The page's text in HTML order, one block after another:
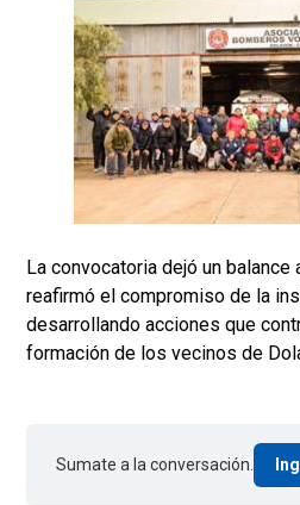
La convocatoria dejó un
reafirmó el compromiso de la
desarrollando acciones que
formación de los vecinos de
Sumate a la conversación.